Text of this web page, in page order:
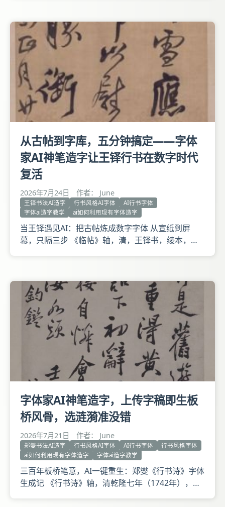
年），字仲敏，号竹朋，清道光十五年（1835年）
进士，后选
从古帖到字库，五分钟搞定——字体
家AI神笔造字让王铎行书在数字时代
复活
2026年7月24日 作者： June
王铎书法AI造字 行书风格AI字体
AI行书字体
字体ai造字教学
ai如何利用现有字体造字
当王铎遇见AI：把古帖炼成数字字体 从宣纸到屏
幕，只隔三步 《临帖》轴，清，王铎书，绫本，行
闻。庚寅正月廿日午时。王铎。 这是王铎59岁时创
作的行书精品。作
字体家AI神笔造字，上传字稿即生板
桥风骨，选涟漪准没错
2026年7月21日 作者： June
郑燮书法AI造字 行书风格AI字体 AI行书字体
行书风格字体
ai如何利用现有字体造字
字体ai造字教学
三百年板桥笔意，AI一键重生：郑燮《行书诗》字体
生成记 《行书诗》轴，清乾隆七年（1742年），郑